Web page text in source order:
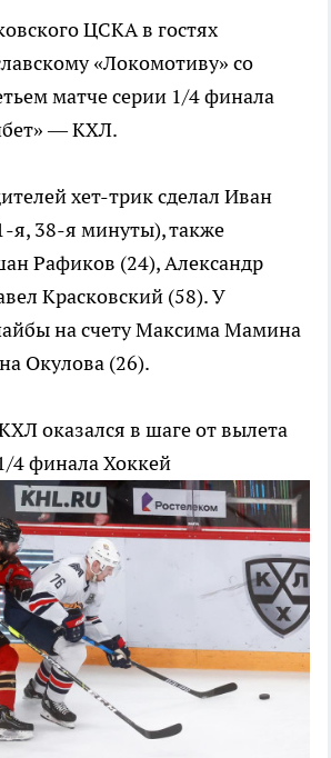
ЦСКА в гостях
«Локомотиву» со
матче серии 1/4 финала
— КХЛ.
хет-трик сделал Иван
я, 38-я минуты), также
Рафиков (24), Александр
Красковский (58). У
на счету Максима Мамина
Окулова (26).
оказался в шаге от вылета
4 финалаХоккей